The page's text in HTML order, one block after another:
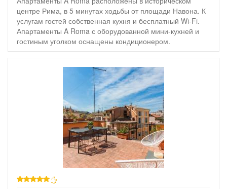
центре Рима, в 5 минутах ходьбы от площади Навона. К
услугам гостей собственная кухня и бесплатный Wi-Fi.
Апартаменты A Roma с оборудованной мини-кухней и
гостиным уголком оснащены кондиционером.